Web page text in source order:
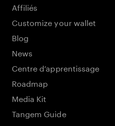
Affiliés
Customize your wallet
Blog
News
Centre d’apprentissage
Roadmap
Media Kit
Tangem Guide